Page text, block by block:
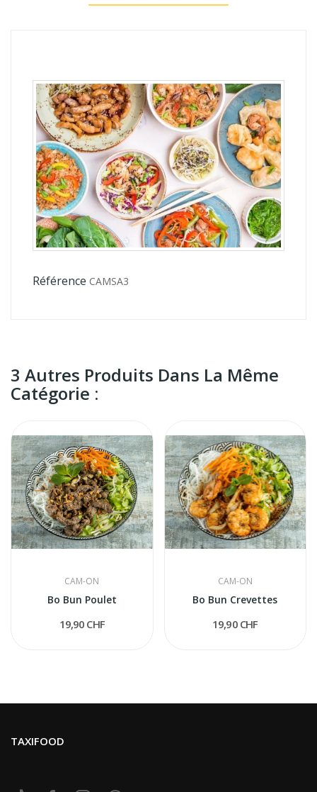
Référence CAMSA3
3 Autres Produits Dans La Même
Catégorie :
CAM-ON
Bo Bun Poulet
19,90 CHF
CAM-ON
Bo Bun Crevettes
19,90 CHF
TAXIFOOD